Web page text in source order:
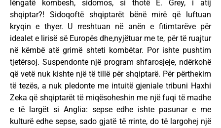
lëngatë kombesh, sidomos, si thotë E. Grey, i atij
shqiptar?! Sidoqoftë shqiptarët bënë mirë që luftuan
kryqin e thyer. U rreshtuan në anën e fitimtarëve për
idealet e lirisë së Europës dhe,nyjëtuar me te, për të ruajtur
në këmbë atë grimë shteti kombëtar. Por ishte pushtim
tjetërsoj. Suspendonte një program shfarosjeje, ndërkohë
që vetë nuk kishte një të tillë për shqiptarë. Për përthekim
të tezës, a nuk pledonte me intuitë gjeniale tribuni Haxhi
Zeka që shqiptarët të miqësoheshin me një fuqi të madhe
e të largët si Anglia: sepse edhe ishte pasunar e me
kulturë edhe sepse, sado gjatë të rrinte, do të largohej një